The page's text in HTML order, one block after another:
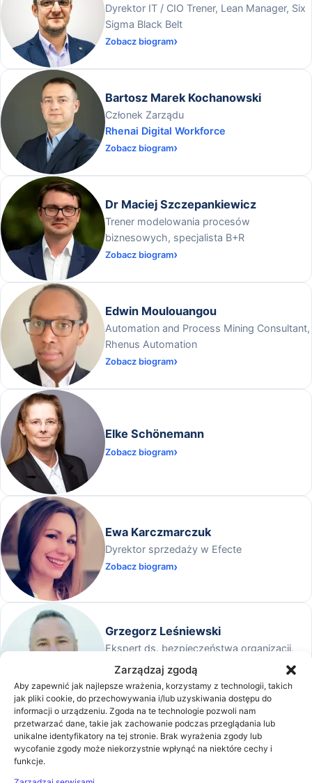
Zarządzaj zgodą
Aby zapewnić jak najlepsze wrażenia, korzystamy z technologii, takich
jak pliki cookie, do przechowywania i/lub uzyskiwania dostępu do
informacji o urządzeniu. Zgoda na te technologie pozwoli nam
przetwarzać dane, takie jak zachowanie podczas przeglądania lub
unikalne identyfikatory na tej stronie. Brak wyrażenia zgody lub
wycofanie zgody może niekorzystnie wpłynąć na niektóre cechy i
funkcje.
Dyrektor IT / CIO Trener, Lean Manager, Six
Sigma Black Belt
Zobacz biogram
Bartosz Marek Kochanowski
Członek Zarządu
Rhenai Digital Workforce
Zobacz biogram
Dr Maciej Szczepankiewicz
Trener modelowania procesów
biznesowych, specjalista B+R
Zobacz biogram
Edwin Moulouangou
Automation and Process Mining Consultant,
Rhenus Automation
Zobacz biogram
Elke Schönemann
Zobacz biogram
Ewa Karczmarczuk
Dyrektor sprzedaży w Efecte
Zobacz biogram
Grzegorz Leśniewski
Ekspert ds. bezpieczeństwa organizacji,
zabezpieczenia danych i compliance
Zobacz biogram
Krystian Tomasik
Associate w zespole Intellectual Property /